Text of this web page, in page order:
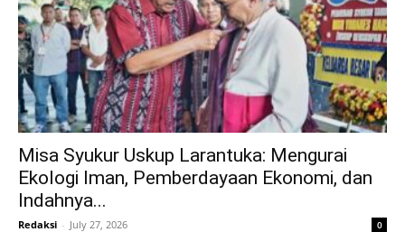
Misa Syukur Uskup Larantuka: Mengurai
Ekologi Iman, Pemberdayaan Ekonomi, dan
Indahnya...
Redaksi - July 27, 2026 0